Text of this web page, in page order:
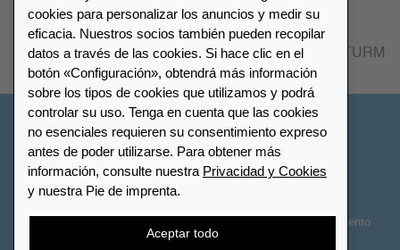
Lista de distribuidores
Encuentre su distribuidor más cercano LEUCHTTURM
cookies para personalizar los anuncios y medir su
eficacia. Nuestros socios también pueden recopilar
datos a través de las cookies. Si hace clic en el
botón «Configuración», obtendrá más información
sobre los tipos de cookies que utilizamos y podrá
controlar su uso. Tenga en cuenta que las cookies
no esenciales requieren su consentimiento expreso
antes de poder utilizarse. Para obtener más
información, consulte nuestra Privacidad y Cookies
y nuestra Pie de imprenta.
Aceptar todo
Configuración de cookies Privacidad y Cookies
Declaración de accesibilidad
Derecho de desistimiento